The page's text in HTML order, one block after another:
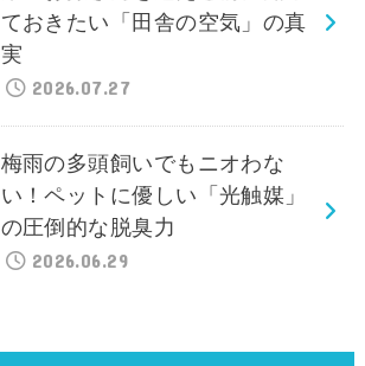
ておきたい「田舎の空気」の真
実
2026.07.27
梅雨の多頭飼いでもニオわな
い！ペットに優しい「光触媒」
の圧倒的な脱臭力
2026.06.29